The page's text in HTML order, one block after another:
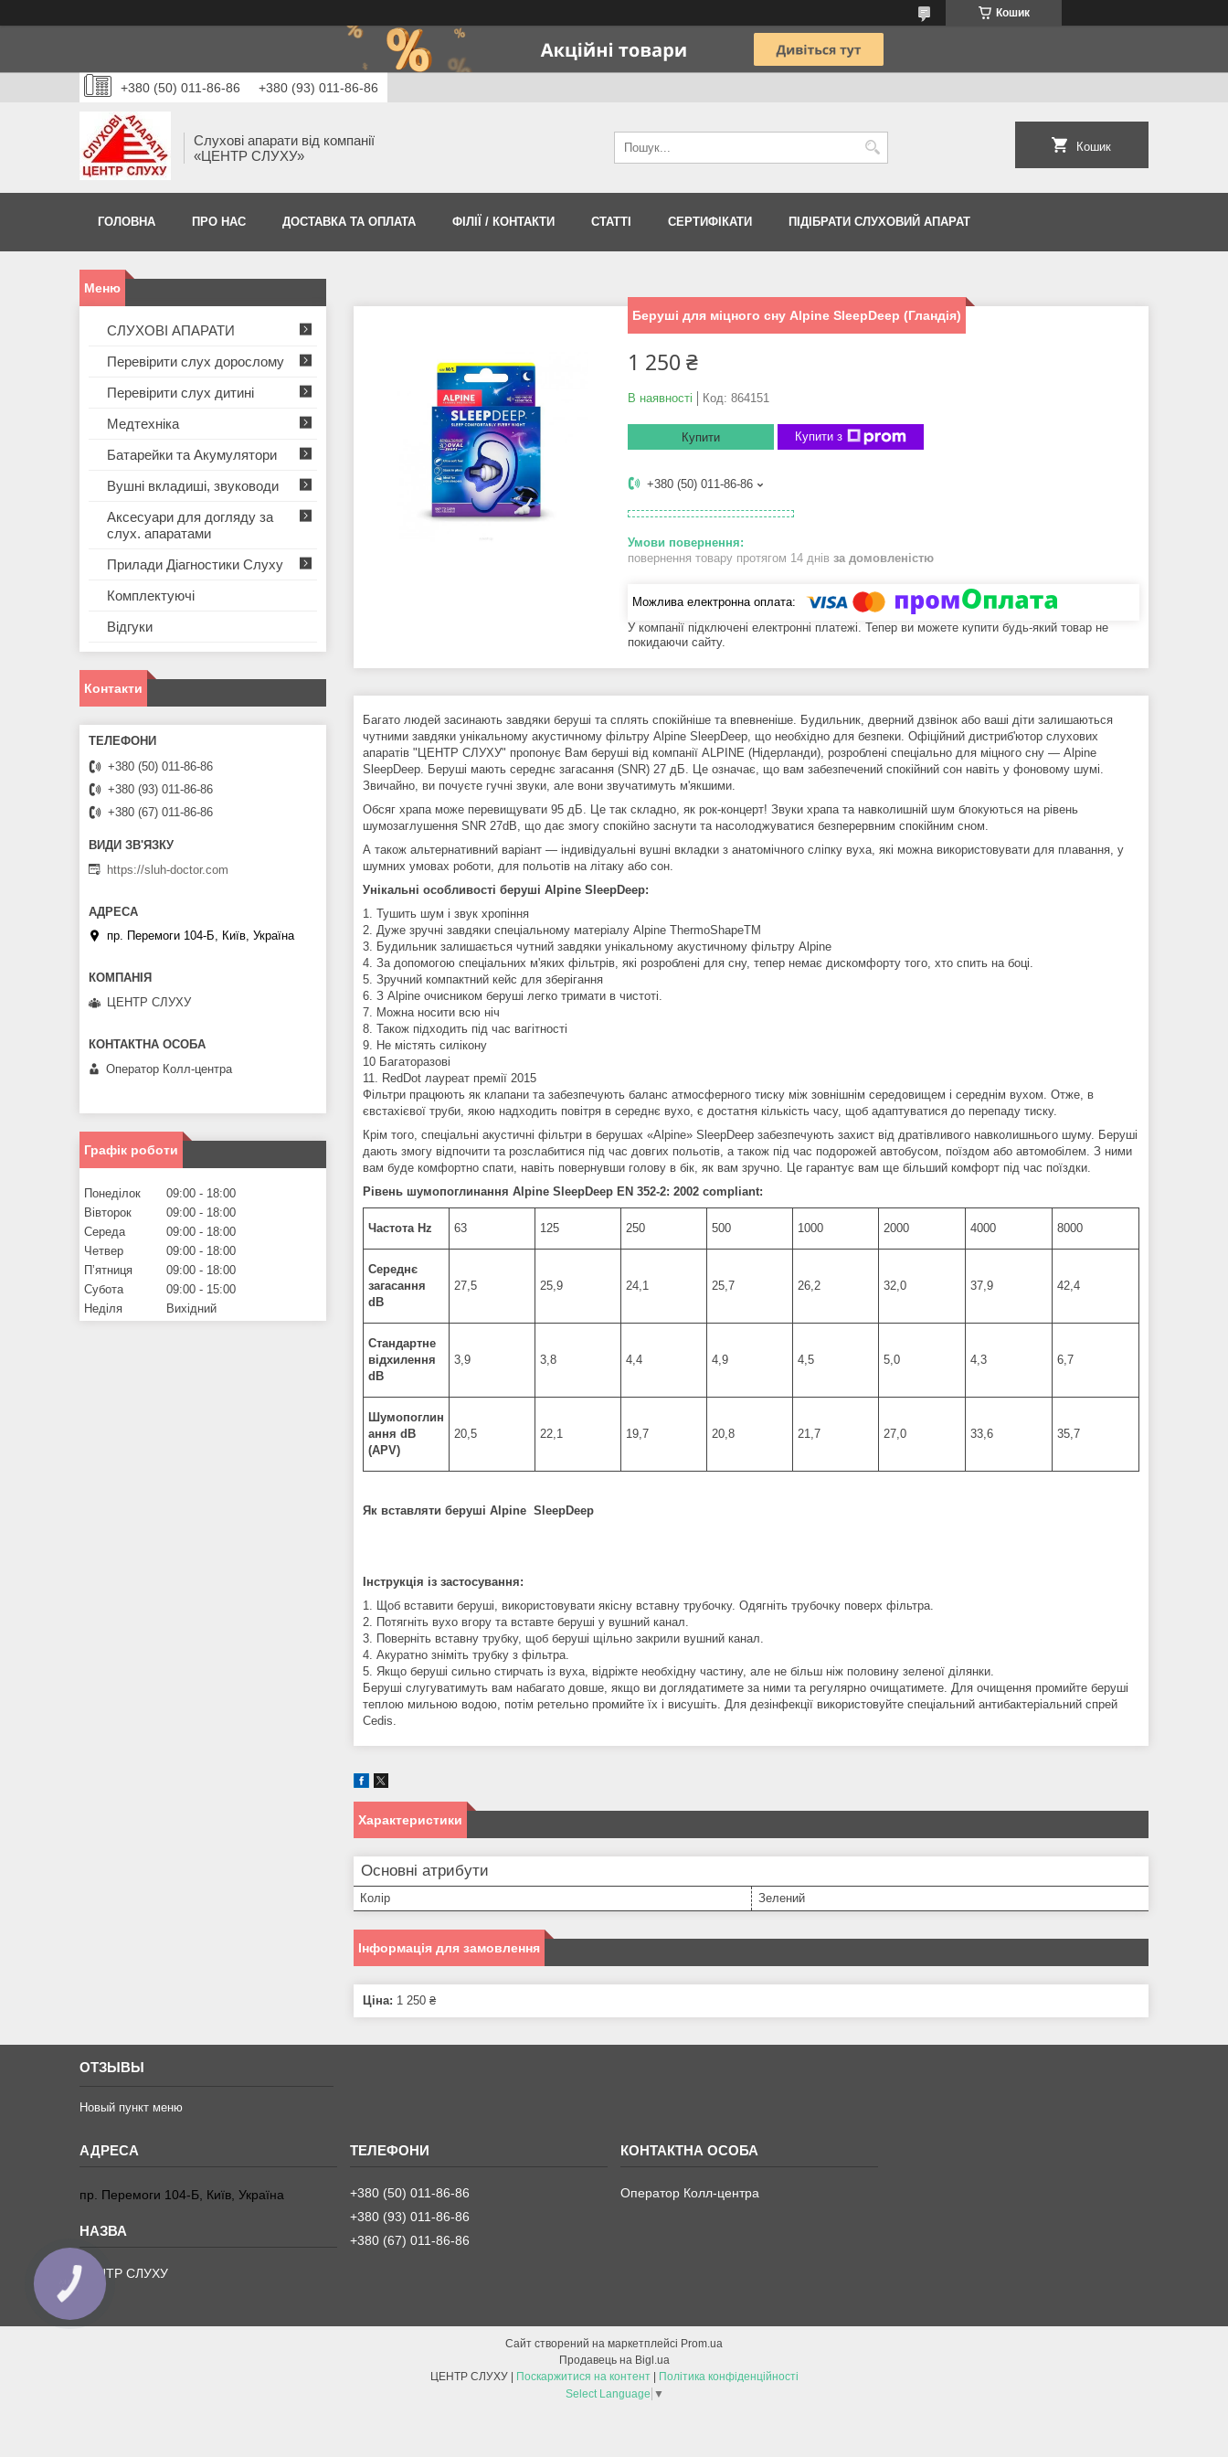
Кошик
+380 (50) 011-86-86 +380 (93) 011-86-86
Слухові апарати від компанії
«ЦЕНТР СЛУХУ»
Кошик
ГОЛОВНА ПРО НАС ДОСТАВКА ТА ОПЛАТА ФІЛІЇ / КОНТАКТИ СТАТТІ СЕРТИФІКАТИ ПІДІБРАТИ СЛУХОВИЙ АПАРАТ
Беруші для міцного сну Alpine SleepDeep (Гландія)
1 250 ₴
В наявності Код: 864151
Купити Купити з
+380 (50) 011-86-86
повернення товару протягом 14 днів за домовленістю
У компанії підключені електронні платежі. Тепер ви можете купити будь-який товар не
покидаючи сайту.
Багато людей засинають завдяки беруші та сплять спокійніше та впевненіше. Будильник, дверний дзвінок або ваші діти залишаються
чутними завдяки унікальному акустичному фільтру Alpine SleepDeep, що необхідно для безпеки. Офіційний дистриб'ютор слухових
апаратів "ЦЕНТР СЛУХУ" пропонує Вам беруші від компанії ALPINE (Нідерланди), розроблені спеціально для міцного сну — Alpine
SleepDeep. Беруші мають середнє загасання (SNR) 27 дБ. Це означає, що вам забезпечений спокійний сон навіть у фоновому шумі.
Звичайно, ви почуєте гучні звуки, але вони звучатимуть м'якшими.
Обсяг храпа може перевищувати 95 дБ. Це так складно, як рок-концерт! Звуки храпа та навколишній шум блокуються на рівень
шумозаглушення SNR 27dB, що дає змогу спокійно заснути та насолоджуватися безперервним спокійним сном.
А також альтернативний варіант — індивідуальні вушні вкладки з анатомічного сліпку вуха, які можна використовувати для плавання, у
шумних умовах роботи, для польотів на літаку або сон.
Унікальні особливості беруші Alpine SleepDeep:
1. Тушить шум і звук хропіння
2. Дуже зручні завдяки спеціальному матеріалу Alpine ThermoShapeTM
3. Будильник залишається чутний завдяки унікальному акустичному фільтру Alpine
4. За допомогою спеціальних м'яких фільтрів, які розроблені для сну, тепер немає дискомфорту того, хто спить на боці.
5. Зручний компактний кейс для зберігання
6. З Alpine очисником беруші легко тримати в чистоті.
7. Можна носити всю ніч
8. Також підходить під час вагітності
9. Не містять силікону
10 Багаторазові
11. RedDot лауреат премії 2015
Фільтри працюють як клапани та забезпечують баланс атмосферного тиску між зовнішнім середовищем і середнім вухом. Отже, в
євстахієвої труби, якою надходить повітря в середнє вухо, є достатня кількість часу, щоб адаптуватися до перепаду тиску.
Крім того, спеціальні акустичні фільтри в берушах «Alpine» SleepDeep забезпечують захист від дратівливого навколишнього шуму. Беруші
дають змогу відпочити та розслабитися під час довгих польотів, а також під час подорожей автобусом, поїздом або автомобілем. З ними
вам буде комфортно спати, навіть повернувши голову в бік, як вам зручно. Це гарантує вам ще більший комфорт під час поїздки.
Рівень шумопоглинання Alpine SleepDeep EN 352-2: 2002 compliant:
Частота Hz 63 125 250 500 1000 2000 4000 8000
Середнє
загасання
dB
27,5 25,9 24,1 25,7 26,2 32,0 37,9 42,4
Стандартне
відхилення
dB
3,9 3,8 4,4 4,9 4,5 5,0 4,3 6,7
Шумопоглин
ання dB
(APV)
20,5 22,1 19,7 20,8 21,7 27,0 33,6 35,7
Як вставляти беруші Alpine SleepDeep
Інструкція із застосування:
1. Щоб вставити беруші, використовувати якісну вставну трубочку. Одягніть трубочку поверх фільтра.
2. Потягніть вухо вгору та вставте беруші у вушний канал.
3. Поверніть вставну трубку, щоб беруші щільно закрили вушний канал.
4. Акуратно зніміть трубку з фільтра.
5. Якщо беруші сильно стирчать із вуха, відріжте необхідну частину, але не більш ніж половину зеленої ділянки.
Беруші слугуватимуть вам набагато довше, якщо ви доглядатимете за ними та регулярно очищатимете. Для очищення промийте беруші
теплою мильною водою, потім ретельно промийте їх і висушіть. Для дезінфекції використовуйте спеціальний антибактеріальний спрей
Cedis.
Характеристики
Основні атрибути
Колір Зелений
Інформація для замовлення
Ціна: 1 250 ₴
СЛУХОВІ АПАРАТИ
Перевірити слух дорослому
Перевірити слух дитині
Медтехніка
Батарейки та Акумулятори
Вушні вкладиші, звуководи
Аксесуари для догляду за
слух. апаратами
Прилади Діагностики Слуху
Комплектуючі
Відгуки
Контакти
+380 (50) 011-86-86
+380 (93) 011-86-86
+380 (67) 011-86-86
https://sluh-doctor.com
пр. Перемоги 104-Б, Київ, Україна
ЦЕНТР СЛУХУ
Оператор Колл-центра
Графік роботи
Понеділок 09:00
18:00
Вівторок
09:00
18:00
Середа
09:00
18:00
Четвер
09:00
18:00
Пʼятниця
09:00
18:00
Субота
09:00
15:00
Неділя
Вихідний
ОТЗЫВЫ
Новый пункт меню
пр. Перемоги 104-Б, Київ, Україна
ЦЕНТР СЛУХУ
+380 (50) 011-86-86
+380 (93) 011-86-86
+380 (67) 011-86-86
Оператор Колл-центра
Сайт створений на маркетплейсі Prom.ua
Продавець на Bigl.ua
ЦЕНТР СЛУХУ | Поскаржитися на контент | Політика конфіденційності
Select Language ▼
КНОПКА
ЗВ'ЯЗКУ